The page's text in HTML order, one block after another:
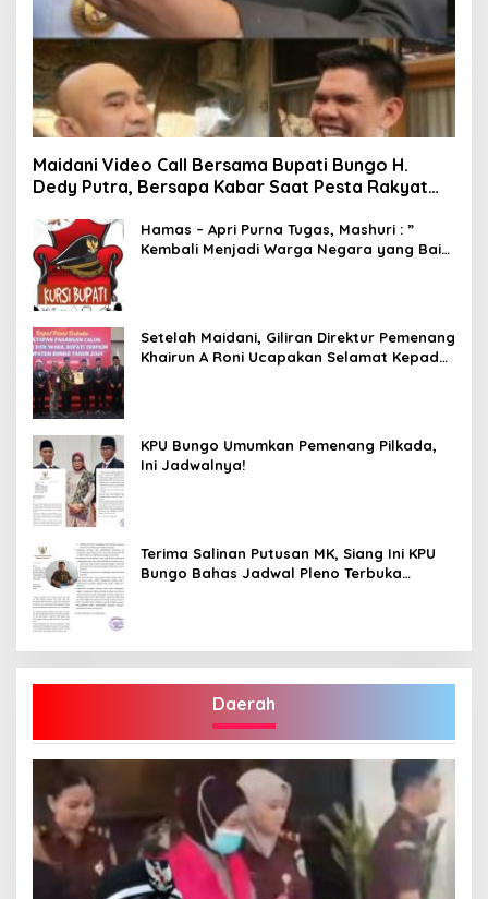
Maidani Video Call Bersama Bupati Bungo H.
Dedy Putra, Bersapa Kabar Saat Pesta Rakyat
Hamas – Apri Purna Tugas, Mashuri : ”
Kembali Menjadi Warga Negara yang Baik,
Setelah Maidani, Giliran Direktur Pemenang
Khairun A Roni Ucapakan Selamat Kepada
KPU Bungo Umumkan Pemenang Pilkada,
Ini Jadwalnya!
Terima Salinan Putusan MK, Siang Ini KPU
Bungo Bahas Jadwal Pleno Terbuka
Daerah